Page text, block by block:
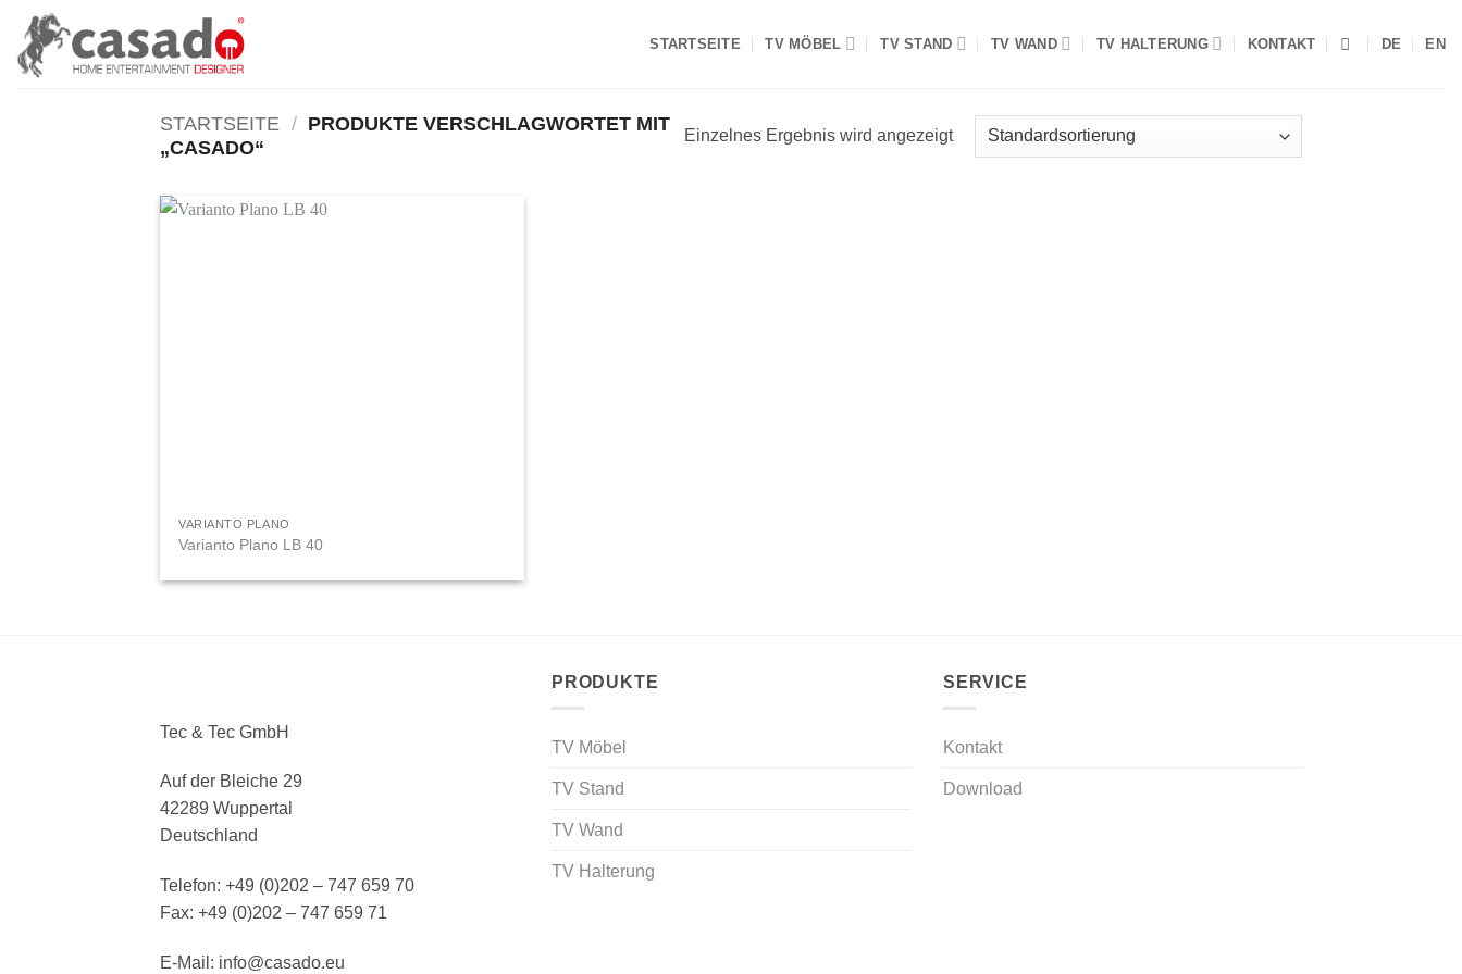
Zum
Inhalt
springen
STARTSEITE TV MÖBEL TV STAND TV WAND TV HALTERUNG KONTAKT DE EN
STARTSEITE / PRODUKTE VERSCHLAGWORTET MIT
„CASADO“
Einzelnes Ergebnis wird angezeigt
VARIANTO PLANO
Varianto Plano LB 40
Tec & Tec GmbH
Auf der Bleiche 29
42289 Wuppertal
Deutschland
Telefon: +49 (0)202 – 747 659 70
Fax: +49 (0)202 – 747 659 71
E-Mail: info@casado.eu
PRODUKTE
TV Möbel
TV Stand
TV Wand
TV Halterung
SERVICE
Kontakt
Download